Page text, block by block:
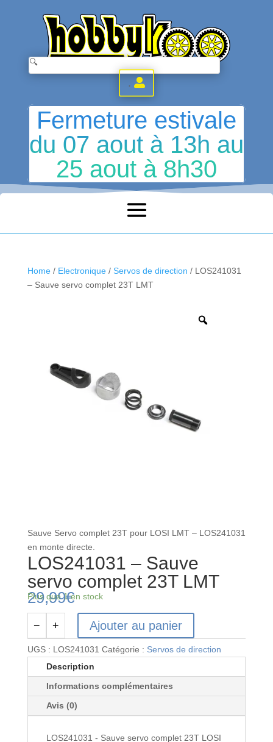
.
Fermeture estivale
du 07 aout à 13h au
25 aout à 8h30
Home/ Electronique/ Servos de direction / LOS241031
– Sauve servo complet 23T LMT
Sauve Servo complet 23T pour LOSI LMT – LOS241031
en monte directe.
LOS241031 – Sauve
servo complet 23T LMT
29,99€
Plus que 1 en stock
quantité
de
LOS241031
Sauve
servo
complet
− + Ajouter au panier
UGS : LOS241031 Catégorie : Servos de direction
Description
Informations complémentaires
Avis (0)
LOS241031 - Sauve servo complet 23T LOSI